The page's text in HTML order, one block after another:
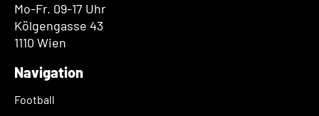
Mo-Fr. 09-17 Uhr
Kölgengasse 43
1110 Wien
Navigation
Football